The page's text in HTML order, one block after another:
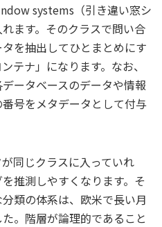
systems（引き違い窓シ
ます。そのクラスで問い合
を抽出してひとまとめにす
テナ」になります。なお、
ータベースのデータや情報
号をメタデータとして付与
同じクラスに入っていれ
推測しやすくなります。そ
類の体系は、欧米で長い月
。階層が論理的であること